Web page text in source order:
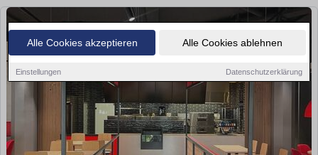
Alle Cookies akzeptieren Alle Cookies ablehnen
Einstellungen Datenschutzerklärung